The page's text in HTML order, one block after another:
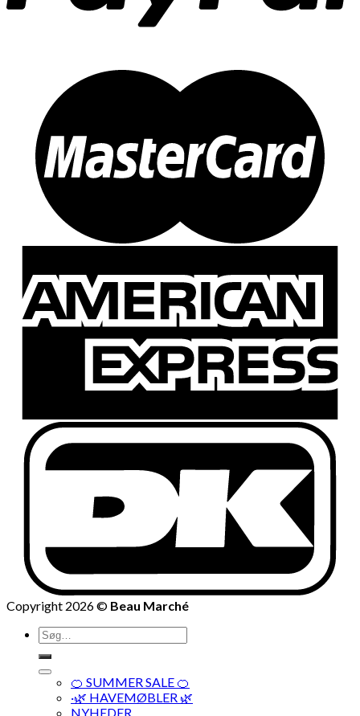
Copyright 2026 © Beau Marché
Søg
efter:
🍊 SUMMER SALE 🍊
·🌿 HAVEMØBLER 🌿
NYHEDER